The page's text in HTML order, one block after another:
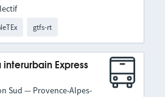
gtfs-rt
interurbain Express
Sud — Provence-Alpes-